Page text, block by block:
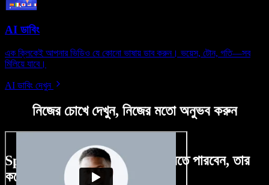
AI ডাবিং
এক ক্লিকেই আপনার ভিডিও যে কোনো ভাষায় ডাব করুন। ভয়েস, টোন, গতি—সব
মিলিয়ে যাবে।
AI ডাবিং দেখুন
নিজের চোখে দেখুন, নিজের মতো অনুভব করুন
Speechify Studio দিয়ে কী কী করতে পারবেন, তার
কয়েকটা উদাহরণ দেখুন